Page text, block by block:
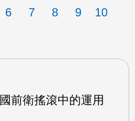
6 7 8 9
10
前衛搖滾中的運用